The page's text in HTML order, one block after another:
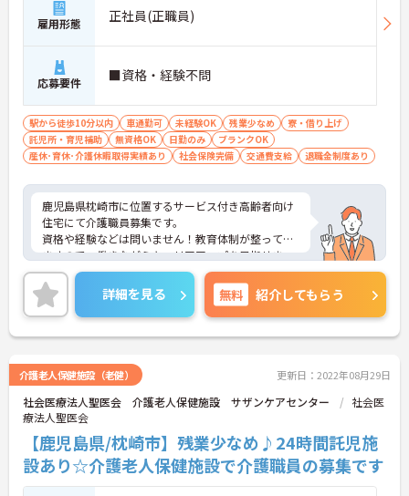
雇用形態 正社員(正職員)
応募要件 ■資格・経験不問
駅から徒歩10分以内 車通勤可 未経験OK 残業少なめ
寮・借り上げ
託児所・育児補助
無資格OK 日勤のみ
ブランクOK
産休･育休･介護休暇取得実績あり
社会保険完備 交通費支給 退職金制度あり
鹿児島県枕崎市に位置するサービス付き高齢者向け
住宅にて介護職員募集です。
資格や経験などは問いません！教育体制が整ってい
ますので、働きながらキャリアアップを目指せま
す。
また、駅チカですが、無料駐車場が完備されていま
すのでマイカー通勤が可能なため、通勤に便利で
す。
ご興味ある方には、面接対策ポイントなど、さらに
い！
詳細を見る 無料 紹介してもらう
介護老人保健施設（老健） 更新日：2022年08月29日
社会医療法人聖医会 介護老人保健施設 サザンケアセンター
社会医
療法人聖医会
【鹿児島県/枕崎市】残業少なめ♪24時間託児施
設あり☆介護老人保健施設で介護職員の募集です